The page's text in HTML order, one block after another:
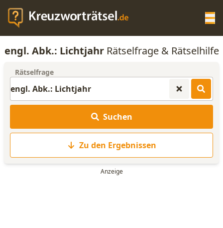
KREUZWORTRÄTSEL-HILFE
SCRABBLE HILFE
ANAGRAMM-GENERATOR
engl. Abk.: LichtjahrRätselfrage & Rätselhilfe
Rätselfrage
Suchen
Zu den Ergebnissen